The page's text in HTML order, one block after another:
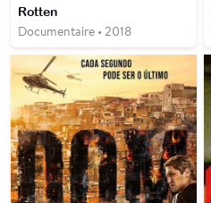
Rotten
Documentaire • 2018